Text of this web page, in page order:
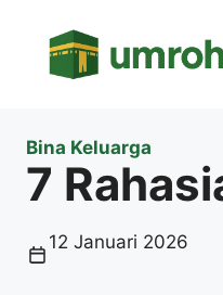
Bina Keluarga
7
12 Januari 2026